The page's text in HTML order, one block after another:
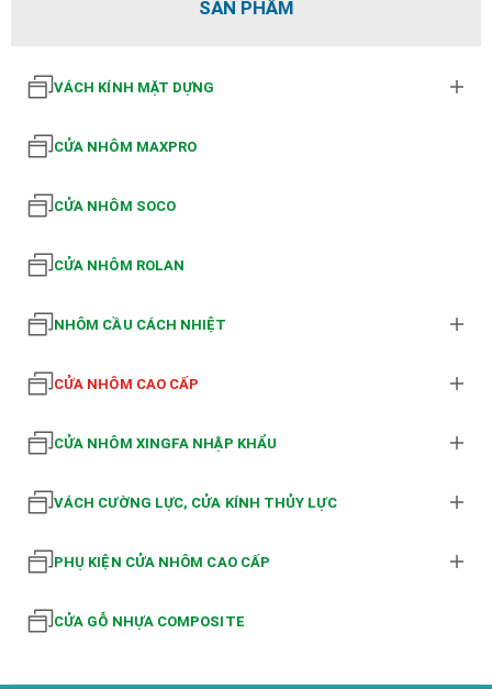
SẢN PHẨM
VÁCH KÍNH MẶT DỰNG
CỬA NHÔM MAXPRO
CỬA NHÔM SOCO
CỬA NHÔM ROLAN
NHÔM CẦU CÁCH NHIỆT
CỬA NHÔM CAO CẤP
CỬA NHÔM XINGFA NHẬP KHẨU
VÁCH CƯỜNG LỰC, CỬA KÍNH THỦY LỰC
PHỤ KIỆN CỬA NHÔM CAO CẤP
CỬA GỖ NHỰA COMPOSITE